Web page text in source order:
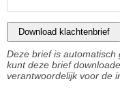
Download klachtenbrief
Deze brief is
kunt deze brief
verantwoordelijk voor de